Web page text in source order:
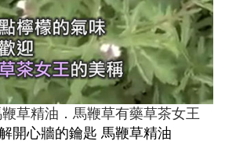
草精油．馬鞭草有藥草茶女王
開心牆的鑰匙 馬鞭草精油